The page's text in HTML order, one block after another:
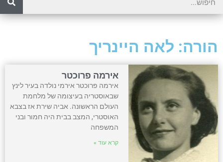
הורה: לאה היינריך
אירמה פרוכטר
אירמה פרוכטר אירמי נולדה בעיר לינץ
שבאוסטריה בעיצומה של מלחמת
העולם הראשונה. אביה שירת אז בצבא
האוסטרי, המצב בבית היה חמור ובני
המשפחה
קרא עוד »